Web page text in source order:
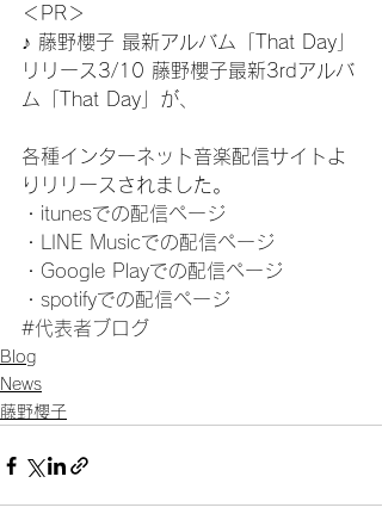
＜PR＞
♪ 藤野櫻子 最新アルバム「That Day」
リリース3/10 藤野櫻子最新3rdアルバ
ム「That Day」が、
各種インターネット音楽配信サイトよ
りリリースされました。
・ itunesでの配信ページ
・
LINE Musicでの配信ページ
・ Google Playでの配信ページ
・ spotifyでの配信ページ
#代表者ブログ
Blog
News
藤野櫻子